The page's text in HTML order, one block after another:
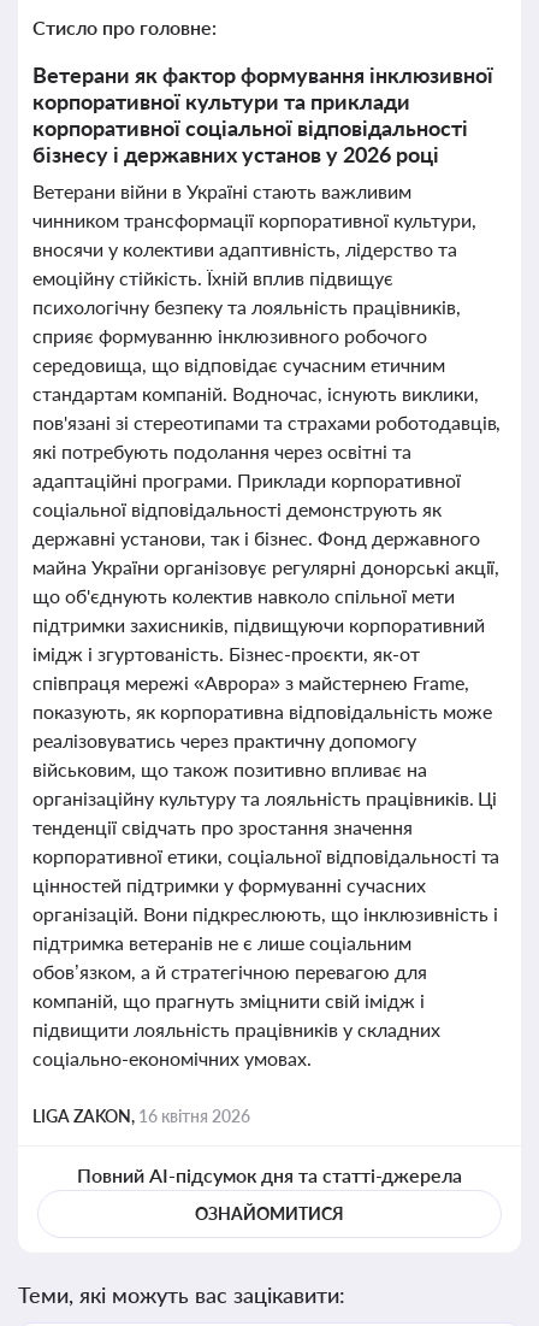
Стисло про головне:
Ветерани як фактор формування інклюзивної
корпоративної культури та приклади
корпоративної соціальної відповідальності
бізнесу і державних установ у 2026 році
Ветерани війни в Україні стають важливим
чинником трансформації корпоративної культури,
вносячи у колективи адаптивність, лідерство та
емоційну стійкість. Їхній вплив підвищує
психологічну безпеку та лояльність працівників,
сприяє формуванню інклюзивного робочого
середовища, що відповідає сучасним етичним
стандартам компаній. Водночас, існують виклики,
пов'язані зі стереотипами та страхами роботодавців,
які потребують подолання через освітні та
адаптаційні програми. Приклади корпоративної
соціальної відповідальності демонструють як
державні установи, так і бізнес. Фонд державного
майна України організовує регулярні донорські акції,
що об'єднують колектив навколо спільної мети
підтримки захисників, підвищуючи корпоративний
імідж і згуртованість. Бізнес-проєкти, як-от
співпраця мережі «Аврора» з майстернею Frame,
показують, як корпоративна відповідальність може
реалізовуватись через практичну допомогу
військовим, що також позитивно впливає на
організаційну культуру та лояльність працівників. Ці
тенденції свідчать про зростання значення
корпоративної етики, соціальної відповідальності та
цінностей підтримки у формуванні сучасних
організацій. Вони підкреслюють, що інклюзивність і
підтримка ветеранів не є лише соціальним
обов’язком, а й стратегічною перевагою для
компаній, що прагнуть зміцнити свій імідж і
підвищити лояльність працівників у складних
соціально-економічних умовах.
LIGA ZAKON, 16 квітня 2026
Повний AI-підсумок дня та статті-джерела
ОЗНАЙОМИТИСЯ
Теми, які можуть вас зацікавити: